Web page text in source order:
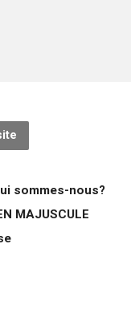
sommes-nous?
MAJUSCULE